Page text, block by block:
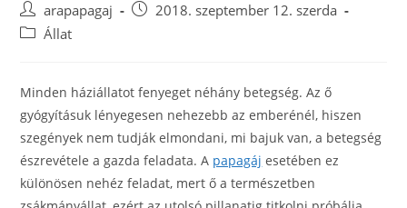
Post
author:
arapapagaj
Post2018. szeptember 12. szerda
PostÁllat
Minden háziállatot fenyeget néhány betegség. Az ő
gyógyításuk lényegesen nehezebb az emberénél, hiszen
szegények nem tudják elmondani, mi bajuk van, a betegség
észrevétele a gazda feladata. A papagáj esetében ez
különösen nehéz feladat, mert ő a természetben